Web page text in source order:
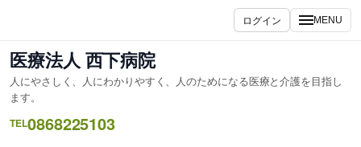
を
ス
キ
ッ
プ
ログイン MENU
医療法人 西下病院
人にやさしく、人にわかりやすく、人のためになる医療と介護を目指し
ます。
TEL0868225103